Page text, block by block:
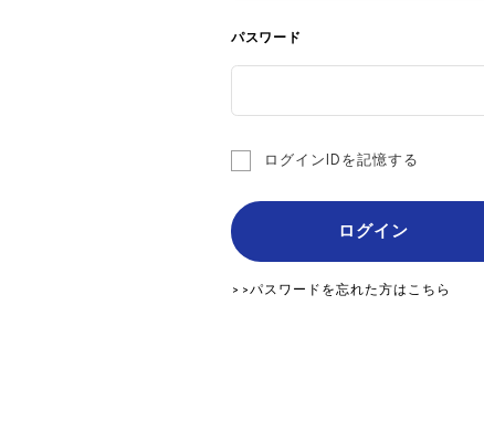
パスワード
ログインIDを記憶する
ログイン
>>パスワードを忘れた方はこちら